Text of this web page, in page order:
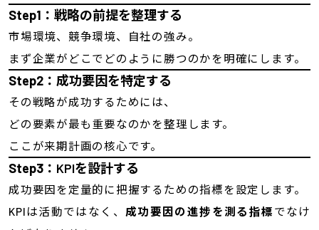
Step1 ：戦略の前提を整理する
市場環境、競争環境、自社の強み。
まず企業がどこでどのように勝つのかを明確にします。
Step2：成功要因を特定する
その戦略が成功するためには、
どの要素が最も重要なのかを整理します。
ここが来期計画の核心です。
Step3：KPIを設計する
成功要因を定量的に把握するための指標を設定します。
KPIは活動ではなく、 成功要因の進捗を測る指標 でなけ